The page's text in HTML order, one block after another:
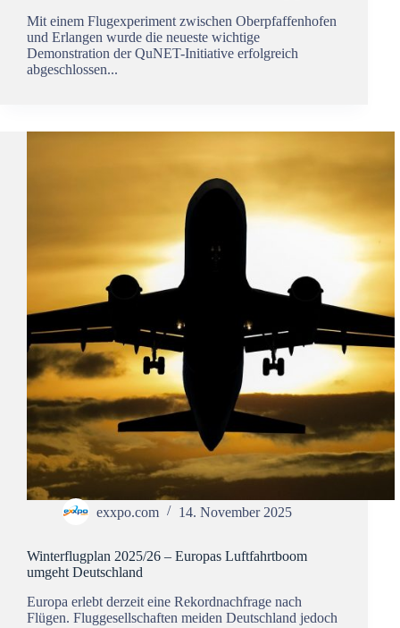
Mit einem Flugexperiment zwischen Oberpfaffenhofen
und Erlangen wurde die neueste wichtige
Demonstration der QuNET-Initiative erfolgreich
abgeschlossen...
exxpo.com 14. November 2025
Winterflugplan 2025/26 – Europas Luftfahrtboom
umgeht Deutschland
Europa erlebt derzeit eine Rekordnachfrage nach
Flügen. Fluggesellschaften meiden Deutschland jedoch